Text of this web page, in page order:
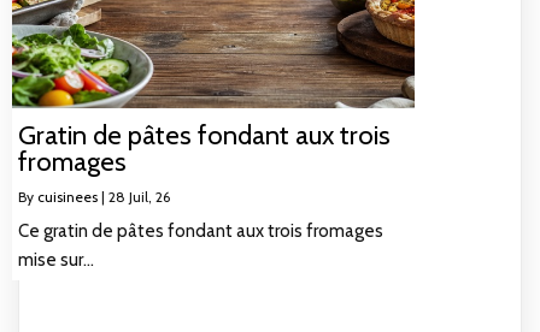
Gratin de pâtes fondant aux trois
fromages
By cuisinees | 28 Juil, 26
Ce gratin de pâtes fondant aux trois fromages
mise sur…